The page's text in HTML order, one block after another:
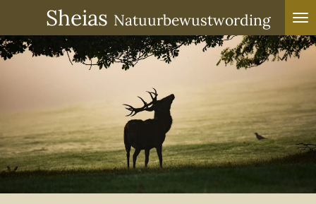
direct
naar
Sheias Natuurbewustwording